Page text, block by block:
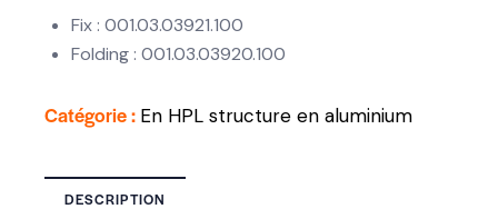
Fix : 001.03.03921.100
Folding : 001.03.03920.100
Catégorie : En HPL structure en aluminium
DESCRIPTION